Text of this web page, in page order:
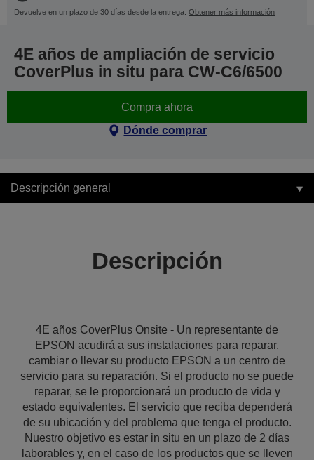
Devuelve en un plazo de 30 días desde la entrega. Obtener más información
4E años de ampliación de servicio
CoverPlus in situ para CW-C6/6500
Compra ahora
Dónde comprar
Descripción general
Descripción
4E años CoverPlus Onsite - Un representante de
EPSON acudirá a sus instalaciones para reparar,
cambiar o llevar su producto EPSON a un centro de
servicio para su reparación. Si el producto no se puede
reparar, se le proporcionará un producto de vida y
estado equivalentes. El servicio que reciba dependerá
de su ubicación y del problema que tenga el producto.
Nuestro objetivo es estar in situ en un plazo de 2 días
laborables y, en el caso de los productos que se lleven